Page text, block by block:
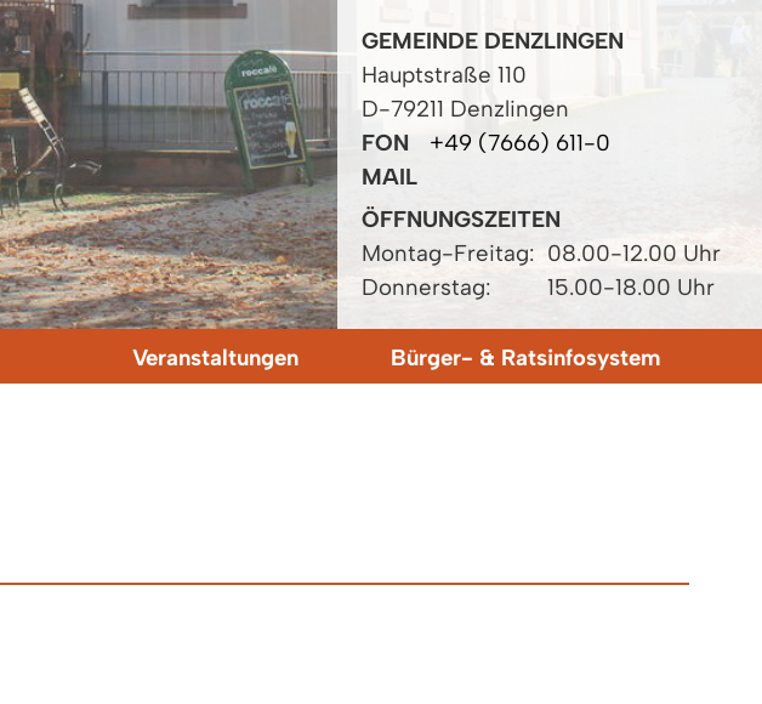
GEMEINDE DENZLINGEN
Hauptstraße 110
D-79211 Denzlingen
FON
+49 (7666) 611-0
MAIL
ÖFFNUNGSZEITEN
Montag-Freitag: 08.00-12.00 Uhr
Donnerstag:
15.00-18.00 Uhr
Veranstaltungen Bürger- & Ratsinfosystem